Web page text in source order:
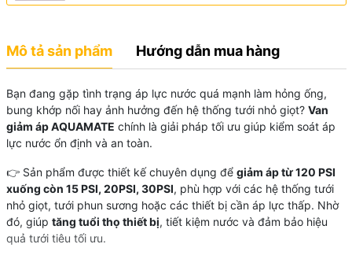
Mô tả sản phẩm Hướng dẫn mua hàng
Bạn đang gặp tình trạng áp lực nước quá mạnh làm hỏng ống,
bung khớp nối hay ảnh hưởng đến hệ thống tưới nhỏ giọt? Van
giảm áp AQUAMATE chính là giải pháp tối ưu giúp kiểm soát áp
lực nước ổn định và an toàn.
👉 Sản phẩm được thiết kế chuyên dụng để giảm áp từ 120 PSI
xuống còn 15 PSI, 20PSI, 30PSI, phù hợp với các hệ thống tưới
nhỏ giọt, tưới phun sương hoặc các thiết bị cần áp lực thấp. Nhờ
đó, giúp tăng tuổi thọ thiết bị, tiết kiệm nước và đảm bảo hiệu
quả tưới tiêu tối ưu.